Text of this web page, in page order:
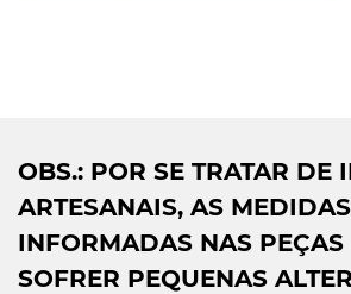
OBS.: POR SE TRATAR DE
ARTESANAIS, AS MEDIDAS
INFORMADAS NAS
SOFRER PEQUENAS